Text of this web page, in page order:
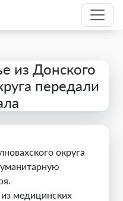
из Донского
передали
округа
медицинских